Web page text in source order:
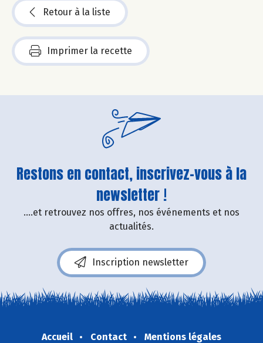
Retour à la liste
Imprimer la recette
Restons en contact, inscrivez-vous à la
newsletter !
....et retrouvez nos offres, nos événements et nos
actualités.
Inscription newsletter
Accueil Contact
Mentions légales